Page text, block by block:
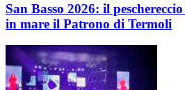
San Basso 2026: il
in mare il Patrono di Termoli